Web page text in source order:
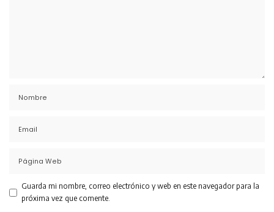
Guarda mi nombre, correo electrónico y web en este navegador para la
próxima vez que comente.